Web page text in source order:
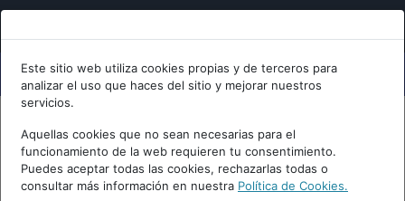
Este sitio web utiliza cookies propias y de terceros para
analizar el uso que haces del sitio y mejorar nuestros
servicios.
Aquellas cookies que no sean necesarias para el
funcionamiento de la web requieren tu consentimiento.
Puedes aceptar todas las cookies, rechazarlas todas o
consultar más información en nuestra Política de Cookies.